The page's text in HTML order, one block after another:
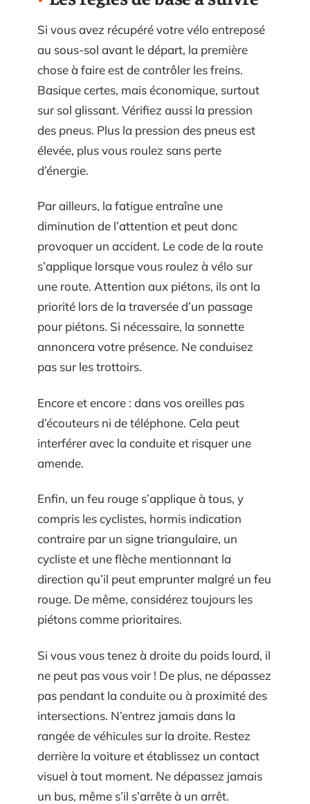
Si vous avez récupéré votre vélo entreposé
au sous-sol avant le départ, la première
chose à faire est de contrôler les freins.
Basique certes, mais économique, surtout
sur sol glissant. Vérifiez aussi la pression
des pneus. Plus la pression des pneus est
élevée, plus vous roulez sans perte
d’énergie.
Par ailleurs, la fatigue entraîne une
diminution de l’attention et peut donc
provoquer un accident. Le code de la route
s’applique lorsque vous roulez à vélo sur
une route. Attention aux piétons, ils ont la
priorité lors de la traversée d’un passage
pour piétons. Si nécessaire, la sonnette
annoncera votre présence. Ne conduisez
pas sur les trottoirs.
Encore et encore : dans vos oreilles pas
d’écouteurs ni de téléphone. Cela peut
interférer avec la conduite et risquer une
amende.
Enfin, un feu rouge s’applique à tous, y
compris les cyclistes, hormis indication
contraire par un signe triangulaire, un
cycliste et une flèche mentionnant la
direction qu’il peut emprunter malgré un feu
rouge. De même, considérez toujours les
piétons comme prioritaires.
Si vous vous tenez à droite du poids lourd, il
ne peut pas vous voir ! De plus, ne dépassez
pas pendant la conduite ou à proximité des
intersections. N’entrez jamais dans la
rangée de véhicules sur la droite. Restez
derrière la voiture et établissez un contact
visuel à tout moment. Ne dépassez jamais
un bus, même s’il s’arrête à un arrêt.